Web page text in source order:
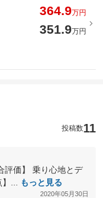
364.9万円
351.9万円
投稿数11
評価】 乗り心地とデ
...
もっと見る
2020年05月30日